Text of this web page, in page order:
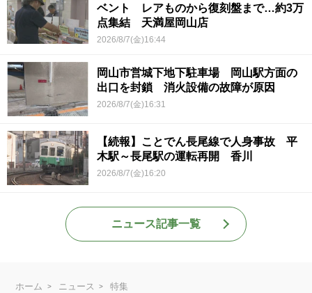
ベント レアものから復刻盤まで…約3万
点集結 天満屋岡山店
2026/8/7(金)16:44
岡山市営城下地下駐車場 岡山駅方面の
出口を封鎖 消火設備の故障が原因
2026/8/7(金)16:31
【続報】ことでん長尾線で人身事故 平
木駅～長尾駅の運転再開 香川
2026/8/7(金)16:20
ニュース記事一覧
ホーム ニュース
特集